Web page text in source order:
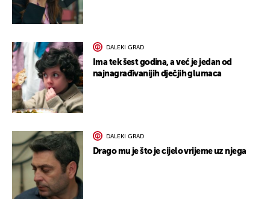
DALEKI GRAD
Ima tek šest godina, a već je jedan od
najnagrađivanijih dječjih glumaca
DALEKI GRAD
Drago mu je što je cijelo vrijeme uz njega